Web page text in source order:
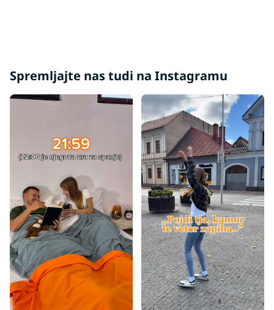
Spremljajte nas tudi na Instagramu